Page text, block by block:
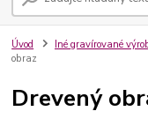
Úvod Iné gravírované
obraz
Drevený